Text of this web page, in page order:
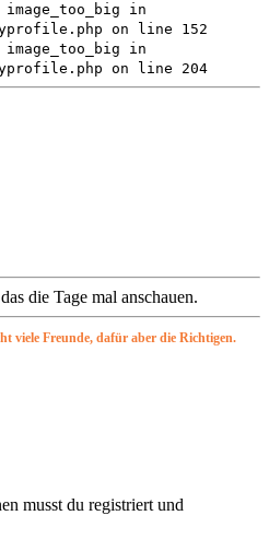
in
on line 152
in
on line 204
die Tage mal anschauen.
viele Freunde, dafür aber die Richtigen.
musst du registriert und